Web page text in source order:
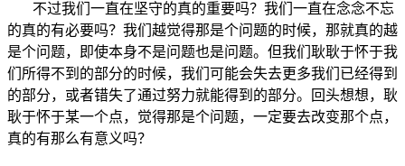
不过我们一直在坚守的真的重要吗？我们一直在念念不忘
的真的有必要吗？我们越觉得那是个问题的时候，那就真的越
是个问题，即使本身不是问题也是问题。但我们耿耿于怀于我
们所得不到的部分的时候，我们可能会失去更多我们已经得到
的部分，或者错失了通过努力就能得到的部分。回头想想，耿
耿于怀于某一个点，觉得那是个问题，一定要去改变那个点，
真的有那么有意义吗？